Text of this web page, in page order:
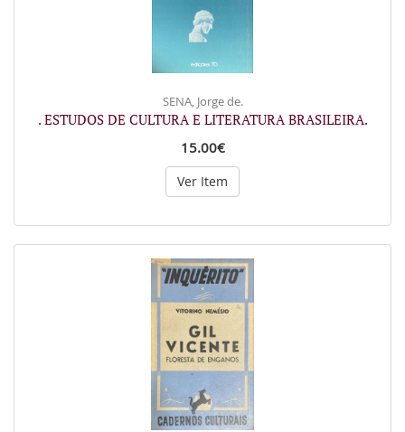
SENA, Jorge de.
. ESTUDOS DE CULTURA E LITERATURA BRASILEIRA.
15.00€
Ver Item